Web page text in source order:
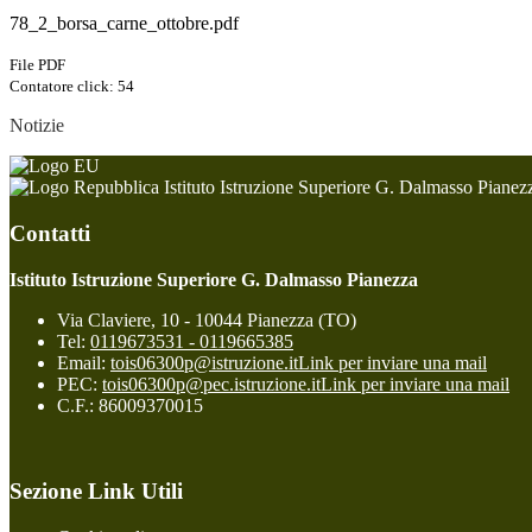
78_2_borsa_carne_ottobre.pdf
File PDF
Contatore click: 54
Notizie
Istituto Istruzione Superiore G. Dalmasso
Contatti
Istituto Istruzione Superiore G. Dalmasso Pianezza
Via Claviere, 10 - 10044 Pianezza (TO)
Tel: 0119673531 - 0119665385
Email: tois06300p@istruzione.itLink per inviare una mail
PEC: tois06300p@pec.istruzione.itLink per inviare una mail
C.F.: 86009370015
Sezione Link Utili